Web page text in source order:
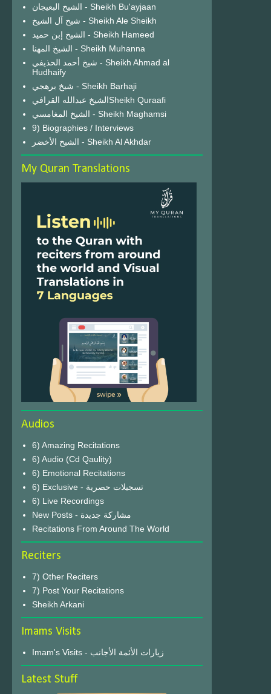
الشيخ البعيجان - Sheikh Bu'ayjaan
شيخ آل الشيخ - Sheikh Ale Sheikh
الشيخ إبن حميد - Sheikh Hameed
الشيخ المهنا - Sheikh Muhanna
شيخ أحمد الحذيفي - Sheikh Ahmad al
Hudhaify
شيخ برهجي - Sheikh Barhaji
الشيخ عبدالله القرافيSheikh Quraafi
الشيخ المغامسي - Sheikh Maghamsi
9) Biographies / Interviews
الشيخ الأخضر - Sheikh Al Akhdar
My Quran Translations
Audios
6) Amazing Recitations
6) Audio (Cd Qaulity)
6) Emotional Recitations
6) Exclusive - تسجيلات حصرية
6) Live Recordings
New Posts - مشاركة جديدة
Recitations From Around The World
Reciters
7) Other Reciters
7) Post Your Recitations
Sheikh Arkani
Imams Visits
Imam's Visits - زيارات الأئمة الأجانب
Latest Stuff